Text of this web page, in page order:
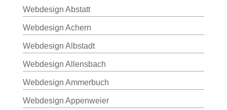
Webdesign Abstatt
Webdesign Achern
Webdesign Albstadt
Webdesign Allensbach
Webdesign Ammerbuch
Webdesign Appenweier